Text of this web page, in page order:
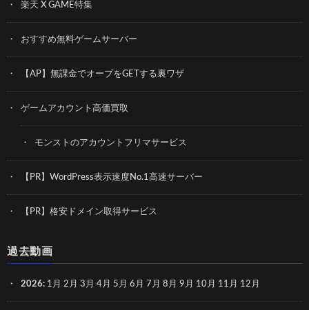
楽天 X GAME特集
おすすめ無料ゲームサーバー
【AP】無課金でオーブをGETする裏ワザ
ゲームアカウント高価買取
モンストのアカウントフリマサービス
【PR】WordPress表示速度No.1高速サーバー
【PR】格安ドメイン取得サービス
過去動画
2026: 1月 2月 3月 4月 5月 6月 7月 8月 9月 10月 11月 12月